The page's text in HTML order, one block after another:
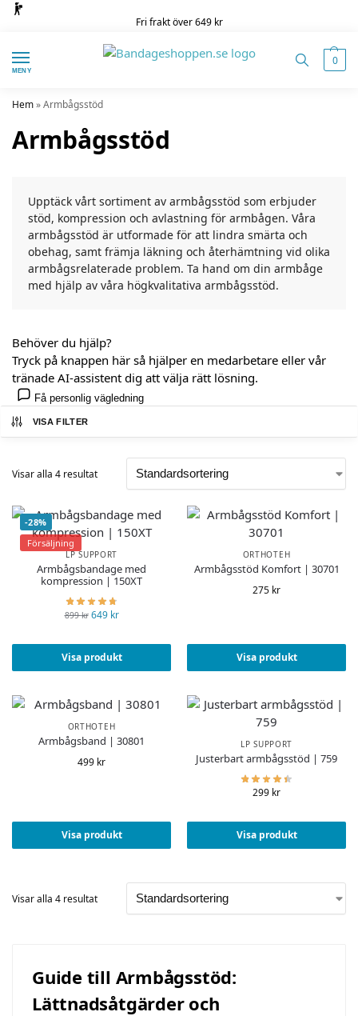
Fri frakt över 649 kr
MENY
0
Hem»Armbågsstöd
Armbågsstöd
Upptäck vårt sortiment av armbågsstöd som erbjuder
stöd, kompression och avlastning för armbågen. Våra
armbågsstöd är utformade för att lindra smärta och
obehag, samt främja läkning och återhämtning vid olika
armbågsrelaterade problem. Ta hand om din armbåge
med hjälp av våra högkvalitativa armbågsstöd.
Behöver du hjälp?
Tryck på knappen här så hjälper en medarbetare eller vår
tränade AI-assistent dig att välja rätt lösning.
Få personlig vägledning
VISA FILTER
Visar alla 4 resultat
-28%
Försäljning
LP SUPPORT
Armbågsbandage med
kompression | 150XT
899kr 649 kr
Visa produkt
ORTHOTEH
Armbågsstöd Komfort | 30701
275 kr
Visa produkt
ORTHOTEH
Armbågsband | 30801
499 kr
Visa produkt
LP SUPPORT
Justerbart armbågsstöd | 759
299 kr
Visa produkt
Visar alla 4 resultat
Guide till Armbågsstöd:
Lättnadsåtgärder och